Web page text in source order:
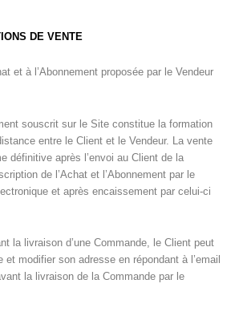
DE VENTE
et à l’Abonnement proposée par le Vendeur
souscrit sur le Site constitue la formation
entre le Client et le Vendeur. La vente
définitive après l’envoi au Client de la
de l’Achat et l’Abonnement par le
et après encaissement par celui-ci
la livraison d’une Commande, le Client peut
et modifier son adresse en répondant à l’email
la livraison de la Commande par le